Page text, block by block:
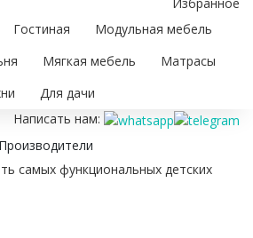
Гостиная
Модульная мебель
Мягкая мебель
Матрасы
Для дачи
Написать нам:
Производители
самых функциональных детских